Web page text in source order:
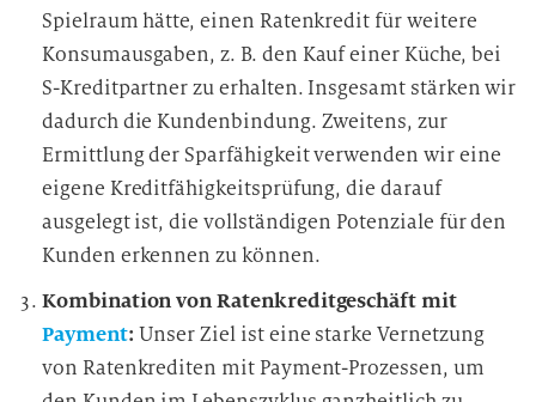
Spielraum hätte, einen Ratenkredit für weitere
Konsumausgaben, z. B. den Kauf einer Küche, bei
S-Kreditpartner zu erhalten. Insgesamt stärken wir
dadurch die Kundenbindung. Zweitens, zur
Ermittlung der Sparfähigkeit verwenden wir eine
eigene Kreditfähigkeitsprüfung, die darauf
ausgelegt ist, die vollständigen Potenziale für den
Kunden erkennen zu können.
Kombination von Ratenkreditgeschäft mit
Payment: Unser Ziel ist eine starke Vernetzung
von Ratenkrediten mit Payment-Prozessen, um